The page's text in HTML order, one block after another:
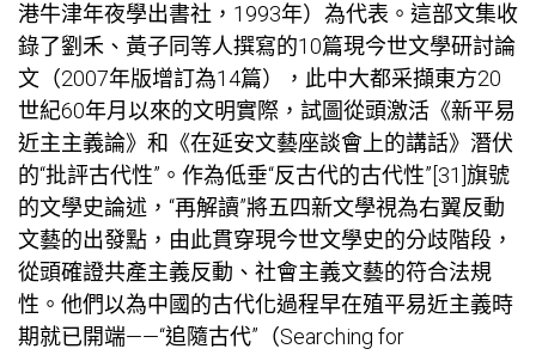
港牛津年夜學出書社，1993年）為代表。這部文集收
錄了劉禾、黃子同等人撰寫的10篇現今世文學研討論
文（2007年版增訂為14篇），此中大都采擷東方20
世紀60年月以來的文明實際，試圖從頭激活《新平易
近主主義論》和《在延安文藝座談會上的講話》潛伏
的“批評古代性”。作為低垂“反古代的古代性”[31]旗號
的文學史論述，“再解讀”將五四新文學視為右翼反動
文藝的出發點，由此貫穿現今世文學史的分歧階段，
從頭確證共產主義反動、社會主義文藝的符合法規
性。他們以為中國的古代化過程早在殖平易近主義時
期就已開端——“追隨古代”（Searching for